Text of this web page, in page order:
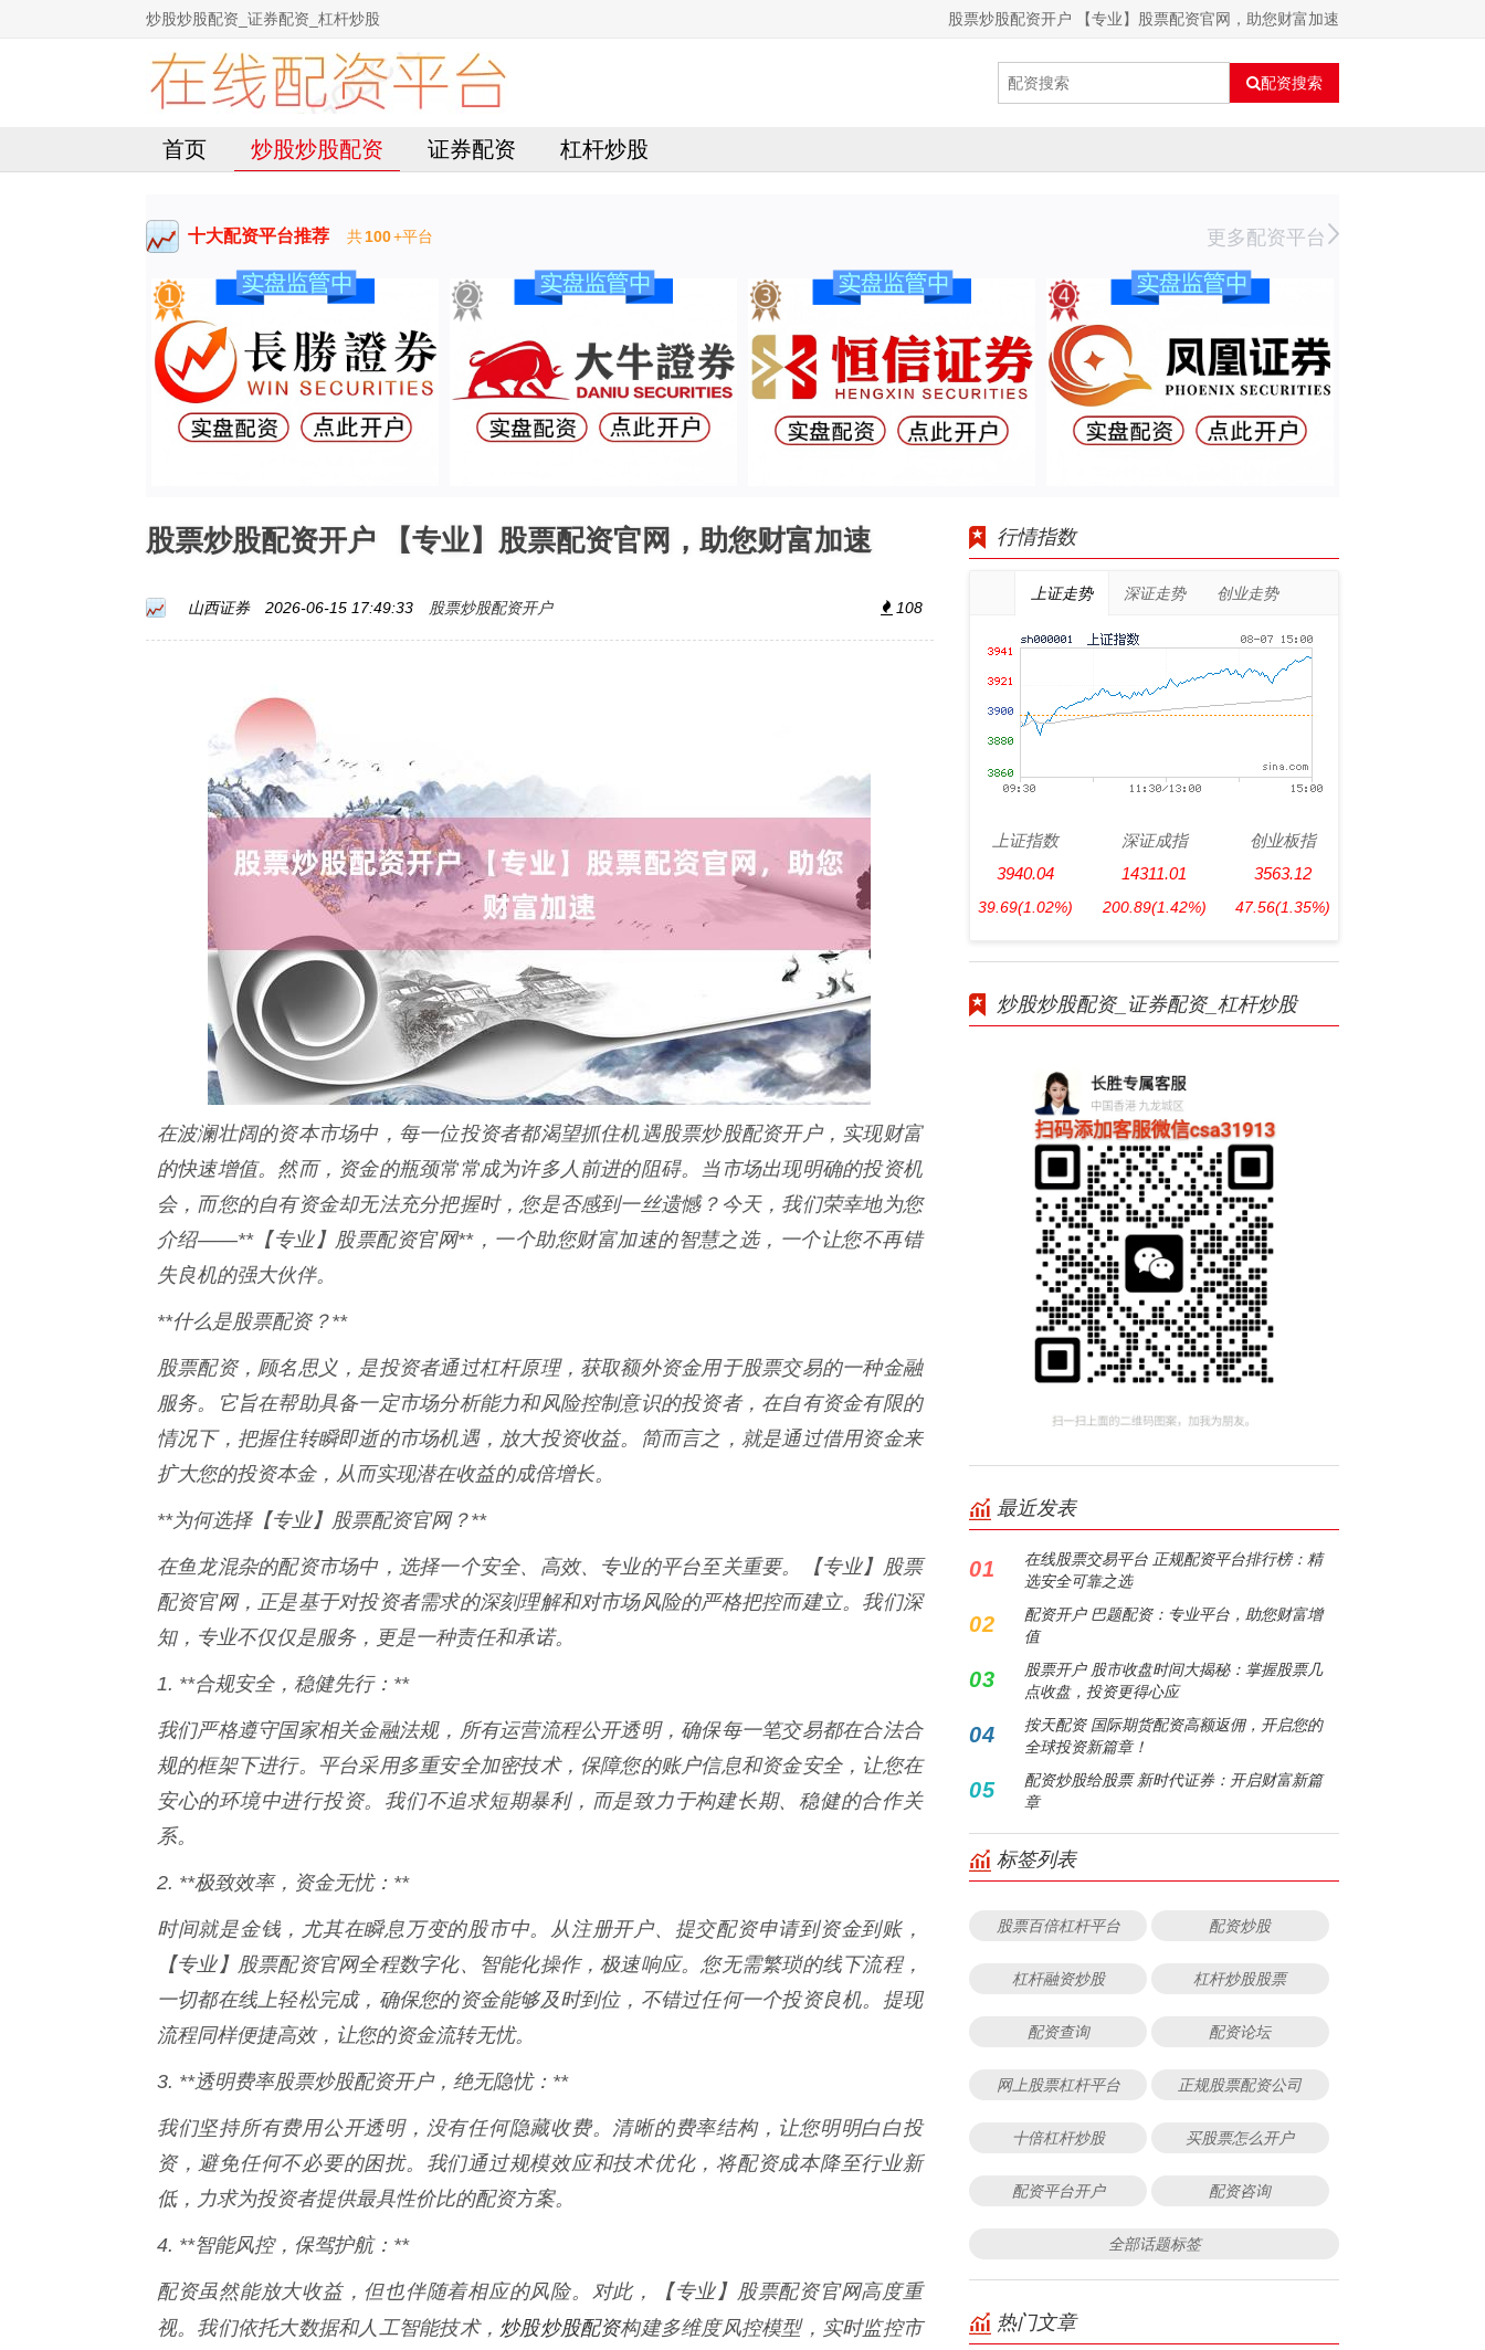
炒股炒股配资_证券配资_杠杆炒股 股票炒股配资开户 【专业】股票配资官网，助您财富加速
配资搜索
首页 炒股炒股配资 证券配资 杠杆炒股
十大配资平台推荐 共100+平台 更多配资平台
股票炒股配资开户 【专业】股票配资官网，助您财富加速
山西证券 2026-06-15 17:49:33 股票炒股配资开户 108
在波澜壮阔的资本市场中，每一位投资者都渴望抓住机遇股票炒股配资开户，实现财富
的快速增值。然而，资金的瓶颈常常成为许多人前进的阻碍。当市场出现明确的投资机
会，而您的自有资金却无法充分把握时，您是否感到一丝遗憾？今天，我们荣幸地为您
介绍——**【专业】股票配资官网**，一个助您财富加速的智慧之选，一个让您不再错
失良机的强大伙伴。
**什么是股票配资？**
股票配资，顾名思义，是投资者通过杠杆原理，获取额外资金用于股票交易的一种金融
服务。它旨在帮助具备一定市场分析能力和风险控制意识的投资者，在自有资金有限的
情况下，把握住转瞬即逝的市场机遇，放大投资收益。简而言之，就是通过借用资金来
扩大您的投资本金，从而实现潜在收益的成倍增长。
**为何选择【专业】股票配资官网？**
在鱼龙混杂的配资市场中，选择一个安全、高效、专业的平台至关重要。【专业】股票
配资官网，正是基于对投资者需求的深刻理解和对市场风险的严格把控而建立。我们深
知，专业不仅仅是服务，更是一种责任和承诺。
1. **合规安全，稳健先行：**
我们严格遵守国家相关金融法规，所有运营流程公开透明，确保每一笔交易都在合法合
规的框架下进行。平台采用多重安全加密技术，保障您的账户信息和资金安全，让您在
安心的环境中进行投资。我们不追求短期暴利，而是致力于构建长期、稳健的合作关
系。
2. **极致效率，资金无忧：**
时间就是金钱，尤其在瞬息万变的股市中。从注册开户、提交配资申请到资金到账，
【专业】股票配资官网全程数字化、智能化操作，极速响应。您无需繁琐的线下流程，
一切都在线上轻松完成，确保您的资金能够及时到位，不错过任何一个投资良机。提现
流程同样便捷高效，让您的资金流转无忧。
3. **透明费率股票炒股配资开户，绝无隐忧：**
我们坚持所有费用公开透明，没有任何隐藏收费。清晰的费率结构，让您明明白白投
资，避免任何不必要的困扰。我们通过规模效应和技术优化，将配资成本降至行业新
低，力求为投资者提供最具性价比的配资方案。
4. **智能风控，保驾护航：**
配资虽然能放大收益，但也伴随着相应的风险。对此，【专业】股票配资官网高度重
视。我们依托大数据和人工智能技术， 炒股炒股配资构建多维度风控模型，实时监控市
行情指数
上证走势 深证走势 创业走势
上证指数
3940.04
39.69(1.02%)
深证成指
14311.01
200.89(1.42%)
创业板指
3563.12
47.56(1.35%)
炒股炒股配资_证券配资_杠杆炒股
最近发表
01
在线股票交易平台 正规配资平台排行榜：精
选安全可靠之选
02
配资开户 巴题配资：专业平台，助您财富增
值
03
股票开户 股市收盘时间大揭秘：掌握股票几
点收盘，投资更得心应
04
按天配资 国际期货配资高额返佣，开启您的
全球投资新篇章！
05
配资炒股给股票 新时代证券：开启财富新篇
章
标签列表
股票百倍杠杆平台 配资炒股
杠杆融资炒股 杠杆炒股股票
配资查询 配资论坛
网上股票杠杆平台 正规股票配资公司
十倍杠杆炒股 买股票怎么开户
配资平台开户 配资咨询
全部话题标签
热门文章